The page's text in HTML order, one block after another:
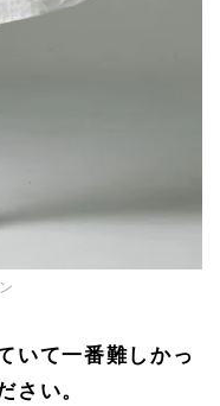
て一番難しかっ
さい。